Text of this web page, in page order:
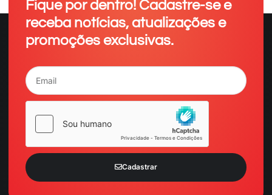
Fique por dentro! Cadastre-se e
receba notícias, atualizações e
promoções exclusivas.
Cadastrar